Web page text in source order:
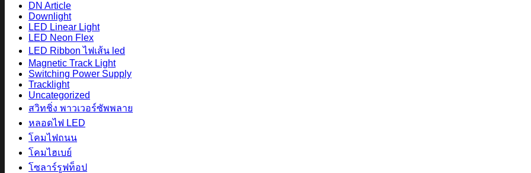
DN Article
Downlight
LED Linear Light
LED Neon Flex
LED Ribbon ไฟเส้น led
Magnetic Track Light
Switching Power Supply
Tracklight
Uncategorized
สวิทชิ่ง พาวเวอร์ซัพพลาย
หลอดไฟ LED
โคมไฟถนน
โคมไฮเบย์
โซลาร์รูฟท็อป